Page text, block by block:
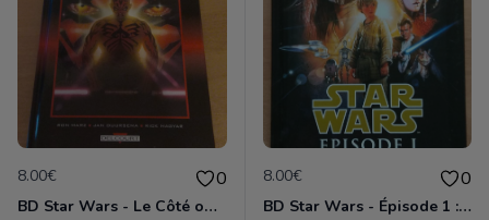
8.00€ 0
BD Star Wars - Le Côté obscur T02 - Dark Maul
8.00€ 0
BD Star Wars - Épisode 1 : la menace fantôme